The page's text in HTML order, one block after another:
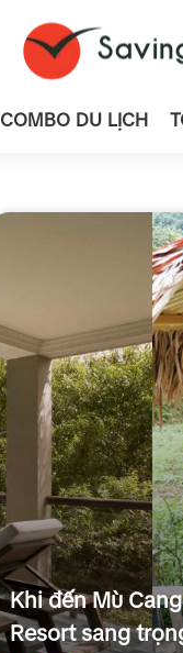
COMBO DU LỊCH
Khi đến Mù
Resort sang